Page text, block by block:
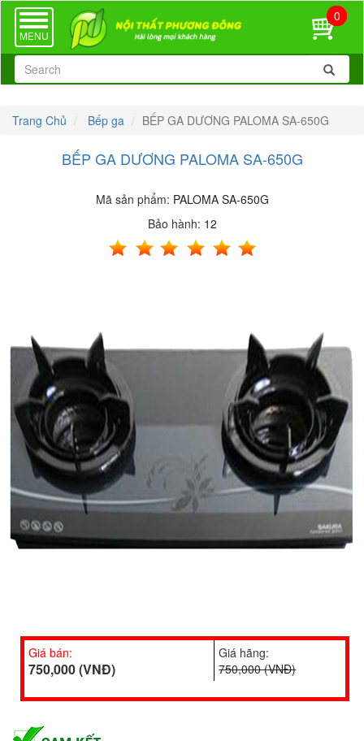
TOGGLE
NAVIGATION
MENU
0
Trang Chủ Bếp ga BẾP GA DƯƠNG PALOMA SA-650G
BẾP GA DƯƠNG PALOMA SA-650G
Mã sản phẩm: PALOMA SA-650G
Bảo hành: 12
Giá bán:
750,000 (VNĐ)
Giá hãng:
750,000 (VNĐ)